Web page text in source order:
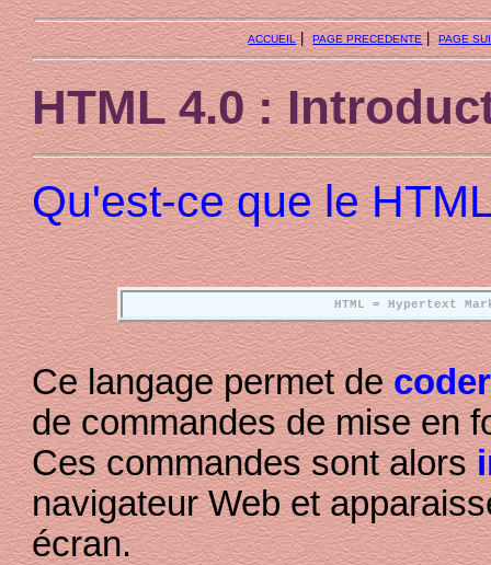
ACCUEIL|PAGE PRECEDENTE|PAGE
HTML 4.0 :
Qu'est-ce que le
HTML = Hypertext
Ce langage permet decoder
de commandes de mise en
Ces commandes sont alors
navigateur Web et
écran.